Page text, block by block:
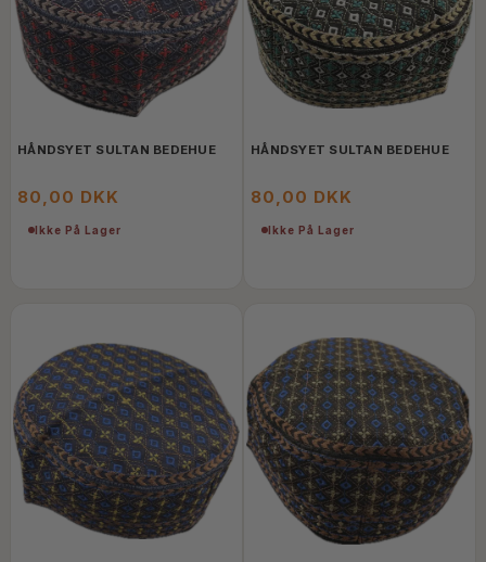
HÅNDSYET SULTAN BEDEHUE
80,00 DKK
Ikke På Lager
HÅNDSYET SULTAN BEDEHUE
80,00 DKK
Ikke På Lager